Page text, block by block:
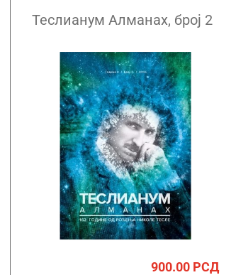
Теслианум Алманах, број 2
900.00РСД